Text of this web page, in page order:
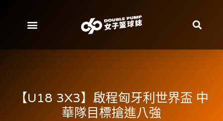
【U18 3X3】啟程匈牙利世界盃 中
華隊目標搶進八強